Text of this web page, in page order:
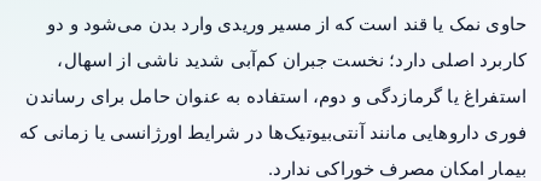
حاوی نمک یا قند است که از مسیر وریدی وارد بدن می‌شود و دو
کاربرد اصلی دارد؛ نخست جبران کم‌آبی شدید ناشی از اسهال،
استفراغ یا گرمازدگی و دوم، استفاده به عنوان حامل برای رساندن
فوری داروهایی مانند آنتی‌بیوتیک‌ها در شرایط اورژانسی یا زمانی که
بیمار امکان مصرف خوراکی ندارد.